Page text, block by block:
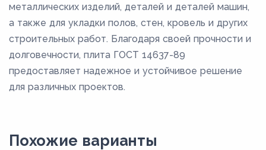
металлических изделий, деталей и деталей машин,
а также для укладки полов, стен, кровель и других
строительных работ. Благодаря своей прочности и
долговечности, плита ГОСТ 14637-89
предоставляет надежное и устойчивое решение
для различных проектов.
Похожие варианты